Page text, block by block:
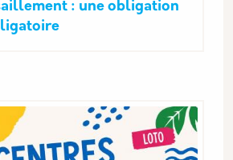
: une obligation